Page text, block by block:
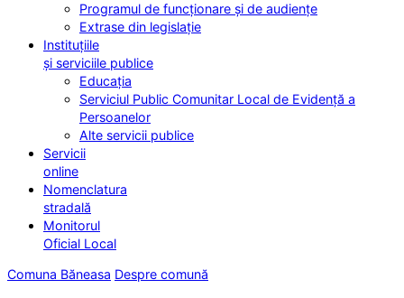
Programul de funcționare și de audiențe
Extrase din legislație
Instituțiile
și serviciile publice
Educația
Serviciul Public Comunitar Local de Evidență a
Persoanelor
Alte servicii publice
Servicii
online
Nomenclatura
stradală
Monitorul
Oficial Local
Comuna Băneasa Despre comună